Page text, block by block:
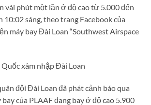
vài phút một lần ở độ cao từ 5.000 đến
10:02 sáng, theo trang Facebook của
máy bay Đài Loan “Southwest Airspace
Quốc xâm nhập Đài Loan
đội Đài Loan đã phát cảnh báo qua
của PLAAF đang bay ở độ cao 5.900